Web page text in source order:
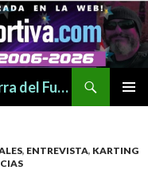
LaBestiaDeportiva.com, de Tierra del Fuego para todo el mundo
, ENTREVISTA, KARTING